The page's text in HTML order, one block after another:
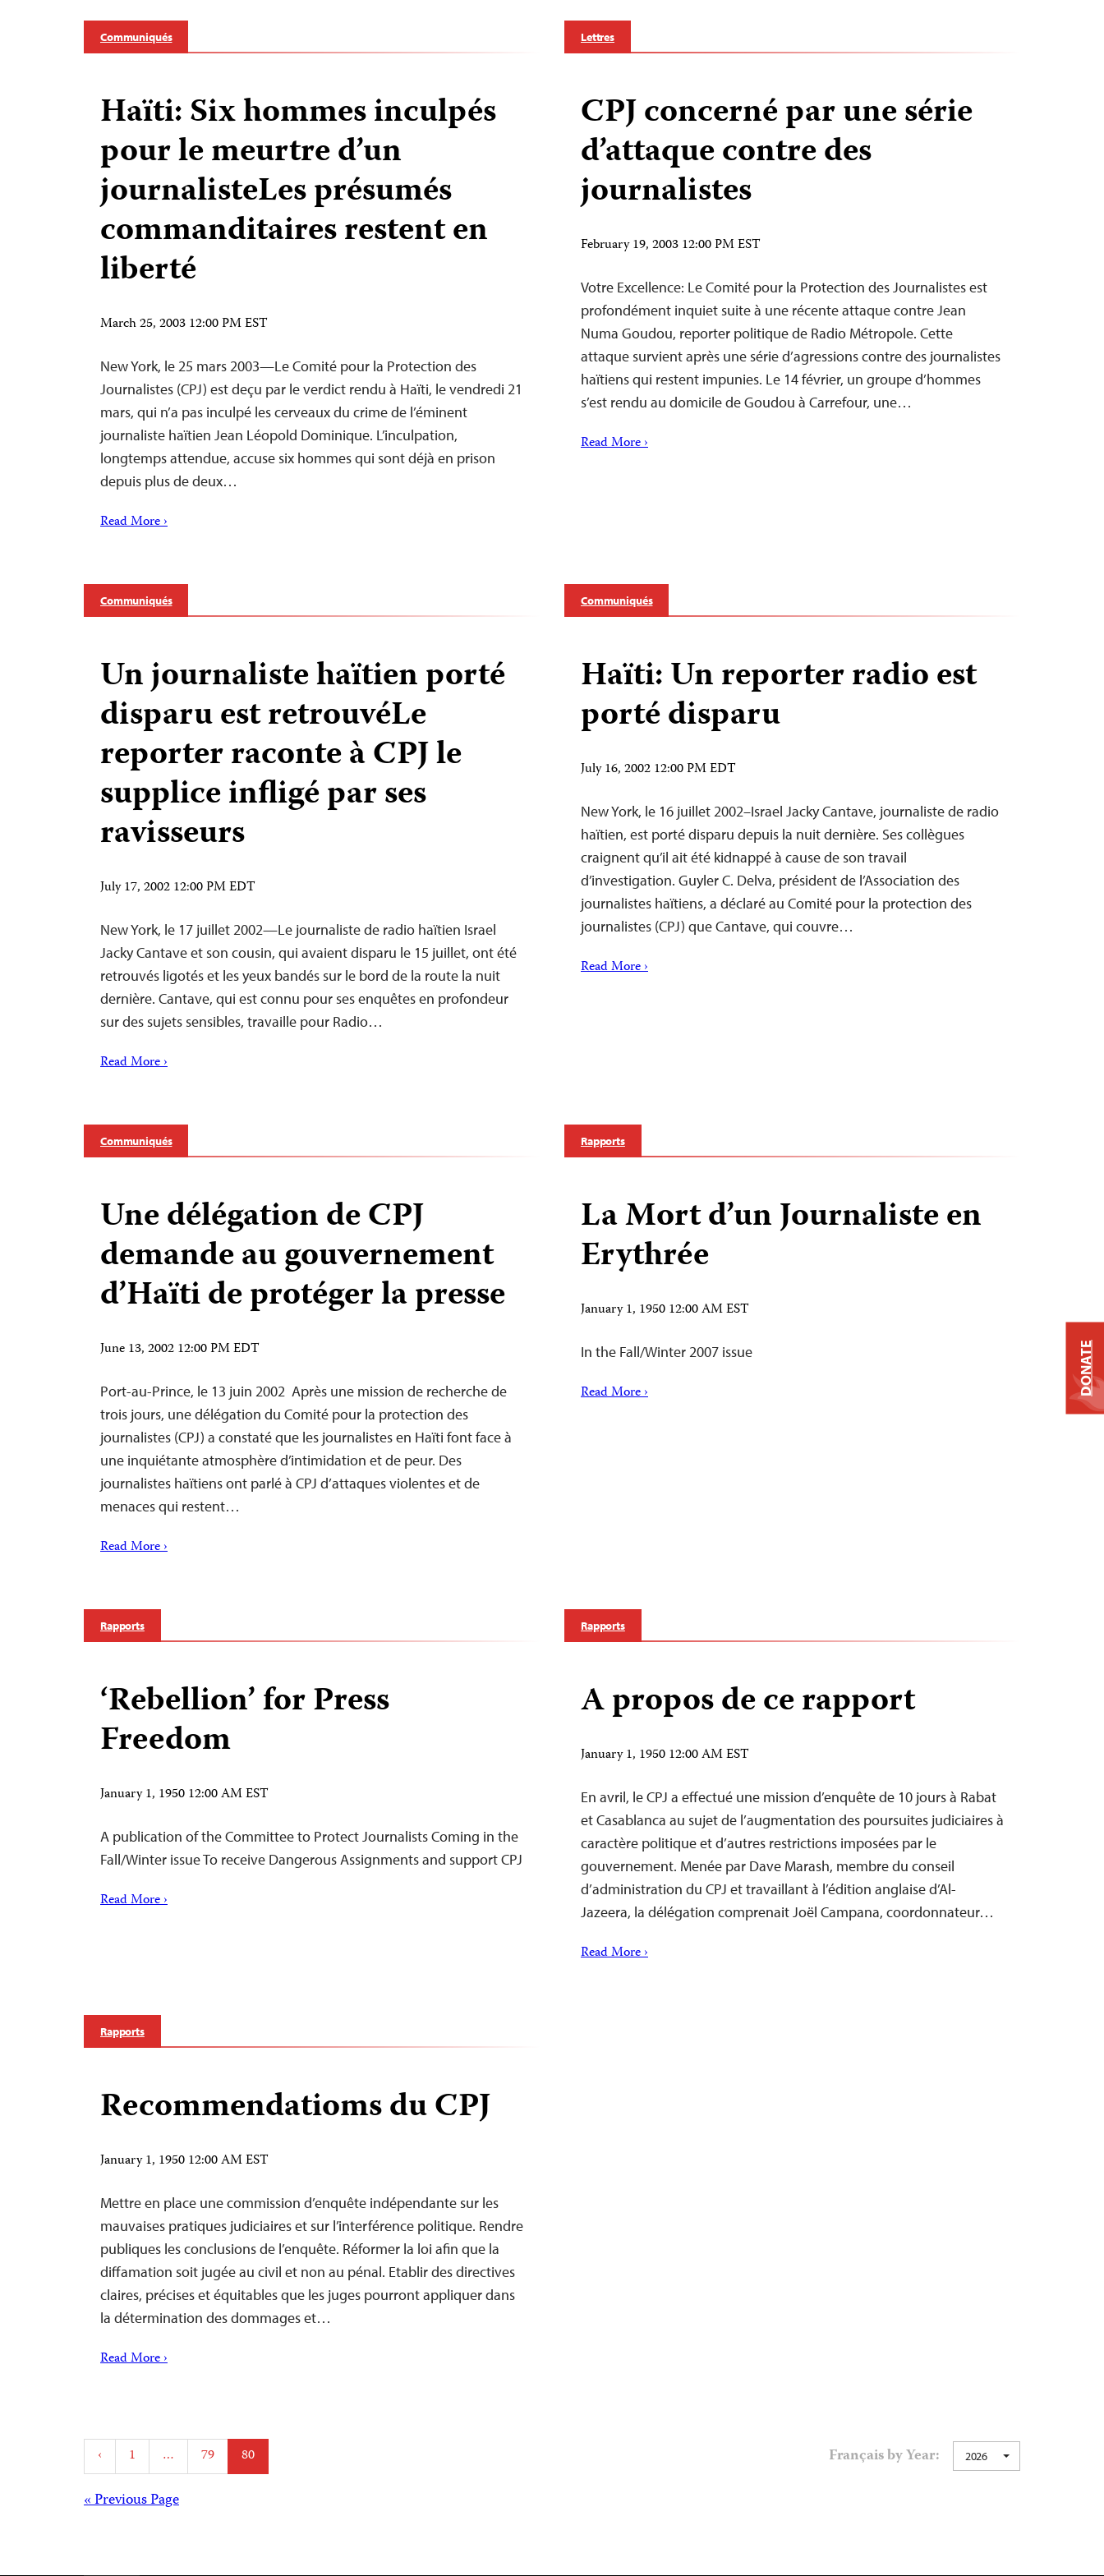
Communiqués
Haïti: Six hommes inculpés
pour le meurtre d’un
journalisteLes présumés
commanditaires restent en
liberté
March 25, 2003 12:00 PM EST
New York, le 25 mars 2003—Le Comité pour la Protection des
Journalistes (CPJ) est deçu par le verdict rendu à Haïti, le vendredi 21
mars, qui n’a pas inculpé les cerveaux du crime de l’éminent
journaliste haïtien Jean Léopold Dominique. L’inculpation,
longtemps attendue, accuse six hommes qui sont déjà en prison
depuis plus de deux…
Read More ›
Lettres
CPJ concerné par une série
d’attaque contre des
journalistes
February 19, 2003 12:00 PM EST
Votre Excellence: Le Comité pour la Protection des Journalistes est
profondément inquiet suite à une récente attaque contre Jean
Numa Goudou, reporter politique de Radio Métropole. Cette
attaque survient après une série d’agressions contre des journalistes
haïtiens qui restent impunies. Le 14 février, un groupe d’hommes
s’est rendu au domicile de Goudou à Carrefour, une…
Read More ›
Communiqués
Un journaliste haïtien porté
disparu est retrouvéLe
reporter raconte à CPJ le
supplice infligé par ses
ravisseurs
July 17, 2002 12:00 PM EDT
New York, le 17 juillet 2002—Le journaliste de radio haïtien Israel
Jacky Cantave et son cousin, qui avaient disparu le 15 juillet, ont été
retrouvés ligotés et les yeux bandés sur le bord de la route la nuit
dernière. Cantave, qui est connu pour ses enquêtes en profondeur
sur des sujets sensibles, travaille pour Radio…
Read More ›
Communiqués
Haïti: Un reporter radio est
porté disparu
July 16, 2002 12:00 PM EDT
New York, le 16 juillet 2002–Israel Jacky Cantave, journaliste de radio
haïtien, est porté disparu depuis la nuit dernière. Ses collègues
craignent qu’il ait été kidnappé à cause de son travail
d’investigation. Guyler C. Delva, président de l’Association des
journalistes haïtiens, a déclaré au Comité pour la protection des
journalistes (CPJ) que Cantave, qui couvre…
Read More ›
Communiqués
Une délégation de CPJ
demande au gouvernement
d’Haïti de protéger la presse
June 13, 2002 12:00 PM EDT
Port-au-Prince, le 13 juin 2002 ­ Après une mission de recherche de
trois jours, une délégation du Comité pour la protection des
journalistes (CPJ) a constaté que les journalistes en Haïti font face à
une inquiétante atmosphère d’intimidation et de peur. Des
journalistes haïtiens ont parlé à CPJ d’attaques violentes et de
menaces qui restent…
Read More ›
Rapports
La Mort d’un Journaliste en
Erythrée
January 1, 1950 12:00 AM EST
In the Fall/Winter 2007 issue
Read More ›
Rapports
‘Rebellion’ for Press
Freedom
January 1, 1950 12:00 AM EST
A publication of the Committee to Protect Journalists Coming in the
Fall/Winter issue To receive Dangerous Assignments and support CPJ
Read More ›
Rapports
A propos de ce rapport
January 1, 1950 12:00 AM EST
En avril, le CPJ a effectué une mission d’enquête de 10 jours à Rabat
et Casablanca au sujet de l’augmentation des poursuites judiciaires à
caractère politique et d’autres restrictions imposées par le
gouvernement. Menée par Dave Marash, membre du conseil
d’administration du CPJ et travaillant à l’édition anglaise d’Al-
Jazeera, la délégation comprenait Joël Campana, coordonnateur…
Read More ›
Rapports
Recommendatioms du CPJ
January 1, 1950 12:00 AM EST
Mettre en place une commission d’enquête indépendante sur les
mauvaises pratiques judiciaires et sur l’interférence politique. Rendre
publiques les conclusions de l’enquête. Réformer la loi afin que la
diffamation soit jugée au civil et non au pénal. Etablir des directives
claires, précises et équitables que les juges pourront appliquer dans
la détermination des dommages et…
Read More ›
Posts
pagination
‹ 1 … 79 80
Posts
« Previous Page
Français by Year: 2026
DONATE